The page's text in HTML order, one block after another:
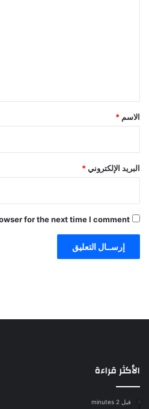
*
الاسم *
البريد الإلكتروني*
for the next time I comment.
الأكثر قراءة
قبل 2 minutes